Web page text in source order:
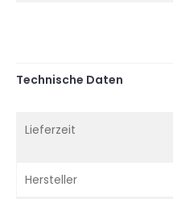
Technische Daten
Informationen
Lieferzeit
Hersteller